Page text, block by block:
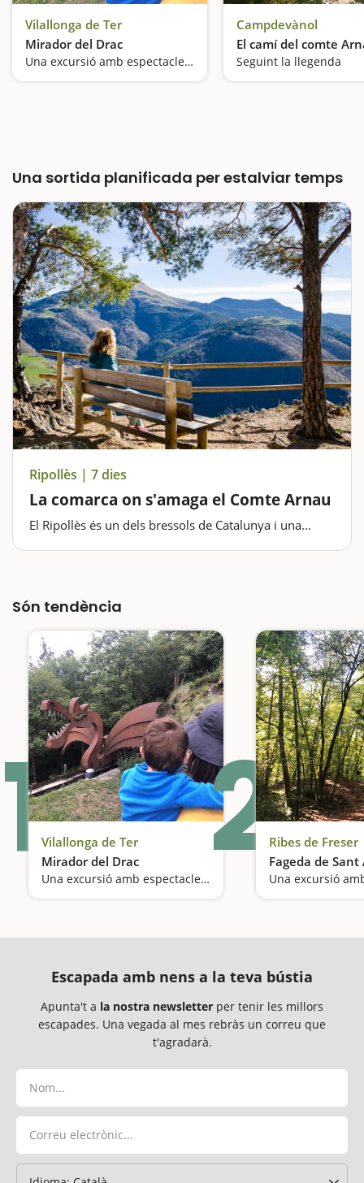
Vilallonga de Ter
Mirador del Drac
Una excursió amb espectacle de llum i so
Campdevànol
El camí del comte
Seguint la llegenda
Una sortida planificada per estalviar temps
Ripollès | 7 dies
La comarca on s'amaga el Comte Arnau
El Ripollès és un dels bressols de Catalunya i una
diverses…
Són tendència
1Vilallonga de Ter
Mirador del Drac
Una excursió amb espectacle de llum i so2Ribes de Freser
Fageda de
Escapada amb nens a la teva bústia
Apunta't a la nostra newsletter per tenir les millors
escapades. Una vegada al mes rebràs un correu que
t'agradarà.